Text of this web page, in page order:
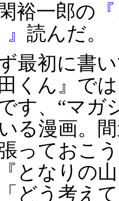
裕一郎の
読んだ。
最初に書
くん』で
す、“マガ
る漫画。
っておこ
となりの
どう考え